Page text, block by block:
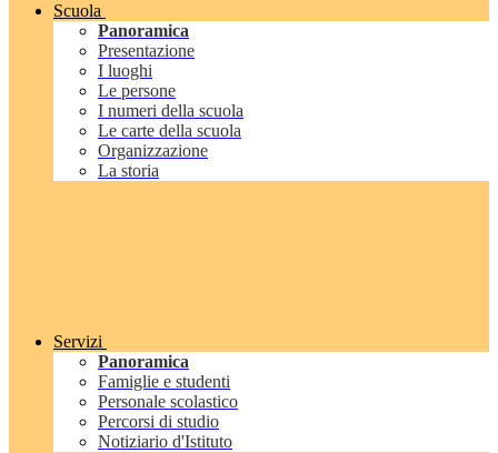
Scuola
Panoramica
Presentazione
I luoghi
Le persone
I numeri della scuola
Le carte della scuola
Organizzazione
La storia
Servizi
Panoramica
Famiglie e studenti
Personale scolastico
Percorsi di studio
Notiziario d'Istituto